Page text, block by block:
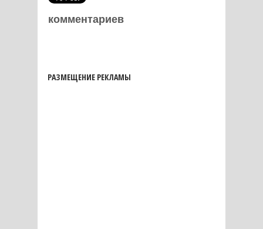
комментариев
РАЗМЕЩЕНИЕ РЕКЛАМЫ